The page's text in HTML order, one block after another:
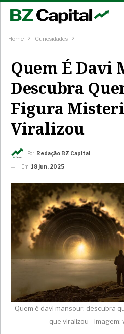
Home Curiosidades
Quem É Davi
Descubra
Figura
Viralizou
Por Redação BZ Capital
Em 18 jun, 2025
Quem é davi mansour: descubra
que viralizou - Imagem: